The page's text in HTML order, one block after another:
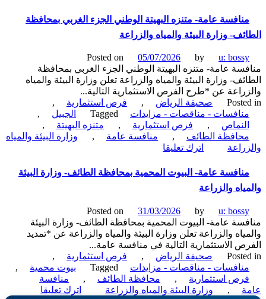
عامة-
متنزه
جزء
رقم
1
بمحافظة
مرات-
وزارة
البيئة
والمياه
عامة- متنزه البهيتة الوطني الجزء الغربي بمحافظة
وزارة البيئة والمياه والزراعة
Posted on 05/07/2026 by
u:
عامة- متنزه البهيتة الوطني الجزء الغربي بمحافظة
وزارة البيئة والمياه والزراعة تعلن وزارة البيئة والمياه
عن *طرح الفرص الاستثمارية التالية...
صحيفة الرياض , فرص استثمارية
,
- مناقصات - مزايدات
Tagged الجبيل
,
, فرص استثمارية , متنزه البهيتة
,
الطائف
, منافسة عامة ,
وزارة البيئة والمياه
اترك تعليقاon
عامة-
متنزه
الجزء
الغربي
بمحافظة
الطائف-
وزارة
البيئة
والمياه
والزراعة
عامة- البيوت المحمية بمحافظة الطائف- وزارة البيئة
والزراعة
Posted on 31/03/2026 by
u:
عامة- البيوت المحمية بمحافظة الطائف- وزارة البيئة
والزراعة تعلن وزارة البيئة والمياه والزراعة عن *تمديد
الاستثمارية التالية في منافسة عامة...
صحيفة الرياض , فرص استثمارية
,
- مناقصات - مزايدات
Tagged بيوت محمية
,
استثمارية
, محافظة الطائف ,
منافسة
, وزارة البيئة والمياه والزراعة اترك تعليقاon